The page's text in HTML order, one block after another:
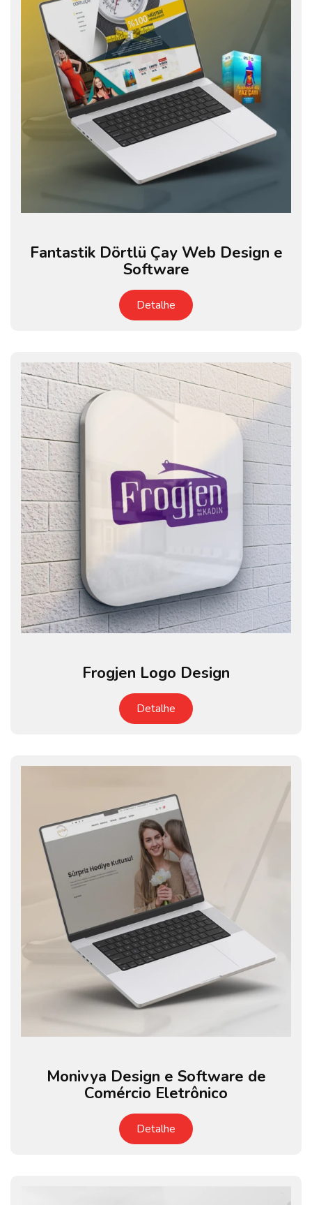
Fantastik Dörtlü Çay Web Design e
Software
Detalhe
Frogjen Logo Design
Detalhe
Monivya Design e Software de
Comércio Eletrônico
Detalhe